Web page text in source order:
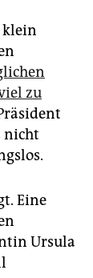
klein
zu
nicht
Eine
Ursula